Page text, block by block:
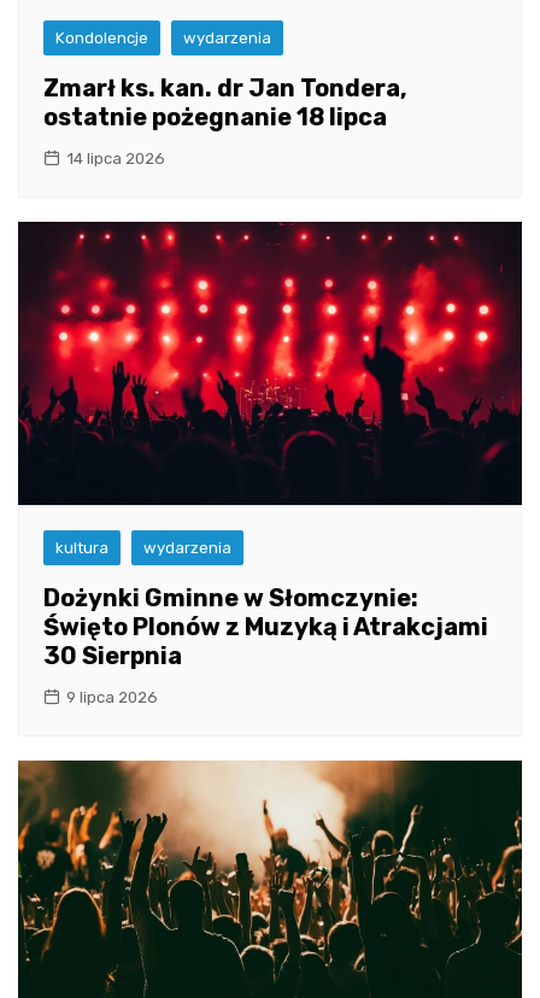
Kondolencje wydarzenia
Zmarł ks. kan. dr Jan Tondera,
ostatnie pożegnanie 18 lipca
14 lipca 2026
kultura wydarzenia
Dożynki Gminne w Słomczynie:
Święto Plonów z Muzyką i Atrakcjami
30 Sierpnia
9 lipca 2026